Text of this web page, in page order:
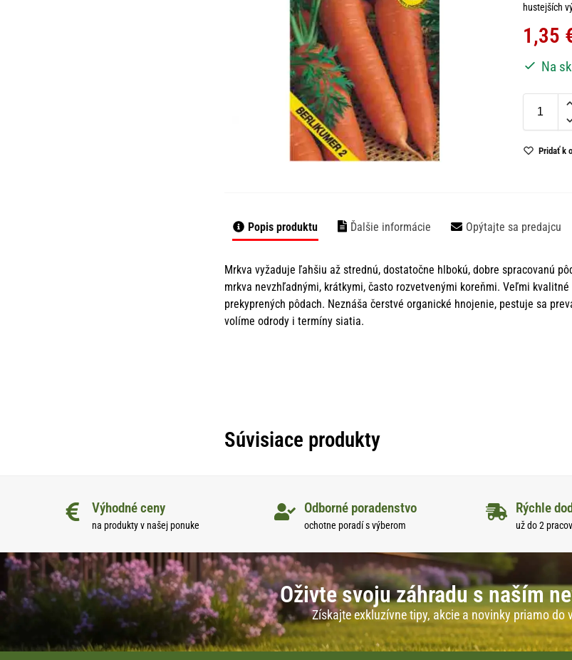
hustejších
1,35
Na
Pridať k
Popis produktu Ďalšie informácie Opýtajte sa predajcu
Mrkva vyžaduje ľahšiu až strednú, dostatočne hlbokú, dobre spracovanú
mrkva nevzhľadnými, krátkymi, často rozvetvenými koreňmi. Veľmi
prekyprených pôdach. Neznáša čerstvé organické hnojenie, pestuje sa
volíme odrody i termíny siatia.
Súvisiace produkty
Výhodné ceny
na produkty v našej ponuke
Odborné poradenstvo
ochotne poradí s výberom
Rýchle
už do 2
Oživte svoju záhradu s naším
Získajte exkluzívne tipy, akcie a novinky priamo do